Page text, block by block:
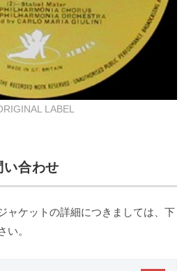
LABEL
い合わせ
ャケットの詳細につきましては、下
い。